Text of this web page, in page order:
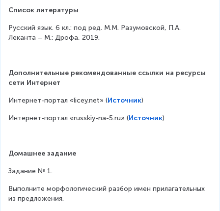
Список литературы
Русский язык. 6 кл.: под ред. М.М. Разумовской, П.А.
Леканта – М.: Дрофа, 2019.
Дополнительные рекомендованные ссылки на ресурсы
сети Интернет
Интернет-портал «licey.net» (Источник)
Интернет-портал «russkiy-na-5.ru» (Источник)
Домашнее задание
Задание № 1.
Выполните морфологический разбор имен прилагательных
из предложения.